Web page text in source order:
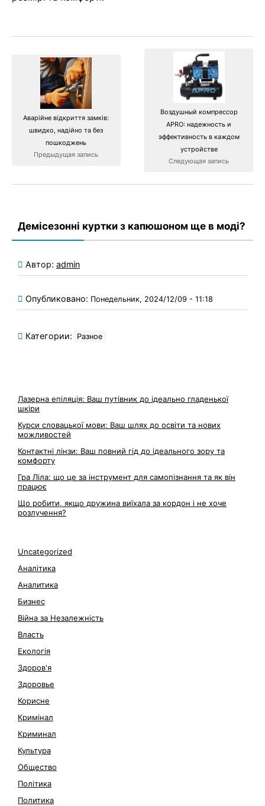
Аварійне відкриття замків:
швидко, надійно та без
пошкоджень
Предыдущая запись
Воздушный компрессор
APRO: надежность и
эффективность в каждом
устройстве
Следующая запись
Демісезонні куртки з капюшоном ще в моді?
Автор: admin
Опубликовано: Понедельник, 2024/12/09 - 11:18
Категории: Разное
Лазерна епіляція: Ваш путівник до ідеально гладенької
шкіри
Курси словацької мови: Ваш шлях до освіти та нових
можливостей
Контактні лінзи: Ваш повний гід до ідеального зору та
комфорту
Гра Ліла: що це за інструмент для самопізнання та як він
працює
Що робити, якщо дружина виїхала за кордон і не хоче
розлучення?
Uncategorized
Аналітика
Аналитика
Бизнес
Війна за Незалежність
Власть
Екологія
Здоров'я
Здоровье
Корисне
Кримінал
Криминал
Культура
Общество
Політика
Политика